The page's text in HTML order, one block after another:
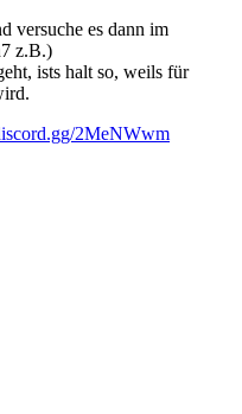
versuche es dann im
z.B.)
ists halt so, weils für
2MeNWwm